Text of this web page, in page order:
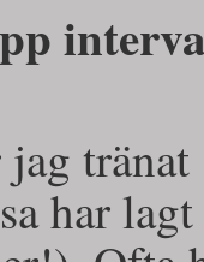
tränat
har